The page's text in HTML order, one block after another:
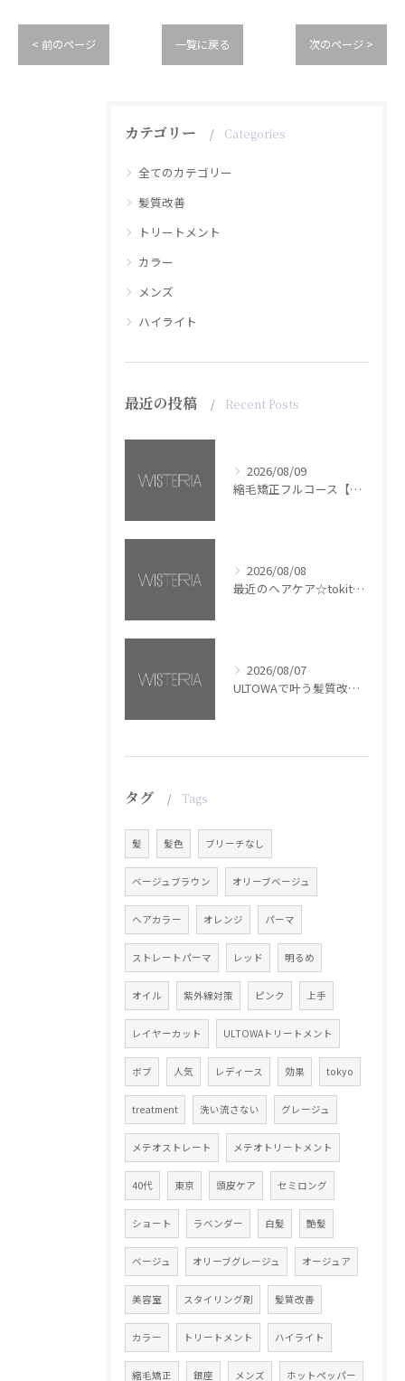
< 前のページ 一覧に戻る 次のページ >
カテゴリー Categories
全てのカテゴリー
髪質改善
トリートメント
カラー
メンズ
ハイライト
最近の投稿 Recent Posts
2026/08/09
縮毛矯正フルコース【銀座・美容室WISTERIA】
2026/08/08
最近のヘアケア☆tokita【銀座・美容室WISTERIA】
2026/08/07
ULTOWAで叶う髪質改善美髪カラー【銀座・美容室WISTERIA】
タグ Tags
髪 髪色 ブリーチなし
ベージュブラウン オリーブベージュ
ヘアカラー オレンジ パーマ
ストレートパーマ レッド 明るめ
オイル 紫外線対策 ピンク 上手
レイヤーカット ULTOWAトリートメント
ボブ 人気 レディース 効果 tokyo
treatment 洗い流さない グレージュ
メテオストレート メテオトリートメント
40代 東京 頭皮ケア セミロング
ショート ラベンダー 白髪 艶髪
ベージュ オリーブグレージュ オージュア
美容室 スタイリング剤 髪質改善
カラー トリートメント ハイライト
縮毛矯正 銀座 メンズ ホットペッパー